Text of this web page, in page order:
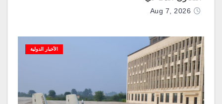
Aug 7, 2026
الأخبار الدولية